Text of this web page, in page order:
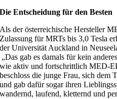
Die Entscheidung für den Besten
Als der österreichische Hersteller
Zulassung für MRTs bis 3,0 Tesla
der Universität Auckland in
„Das gab es damals für kein
wie aktiv und fortschrittlich MED-
beschloss die junge Frau, sich dem
und gab dafür sogar ihren
wandernd, laufend, kletternd und